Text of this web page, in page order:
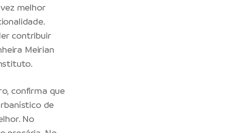
melhor
contribuir
Meirian
confirma que
de
No